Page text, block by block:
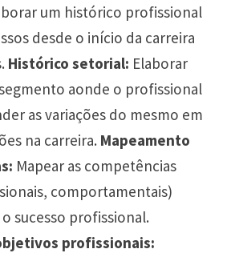
um histórico profissional
desde o início da carreira
Histórico setorial: Elaborar
aonde o profissional
as variações do mesmo em
na carreira. Mapeamento
Mapear as competências
comportamentais)
sucesso profissional.
profissionais: